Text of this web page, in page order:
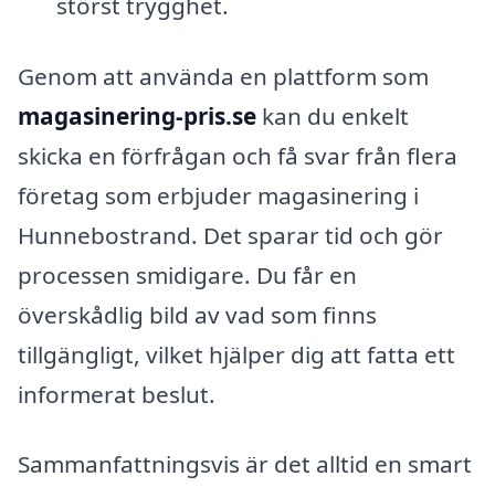
Genom att använda en plattform som
magasinering-pris.se kan du enkelt
skicka en förfrågan och få svar från flera
företag som erbjuder magasinering i
Hunnebostrand. Det sparar tid och gör
processen smidigare. Du får en
överskådlig bild av vad som finns
tillgängligt, vilket hjälper dig att fatta ett
informerat beslut.
Sammanfattningsvis är det alltid en smart